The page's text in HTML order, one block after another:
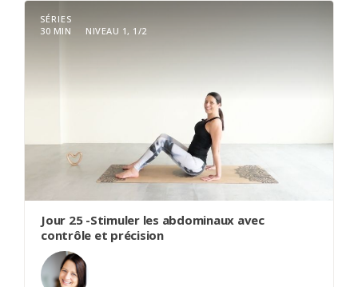
cultive certainement notre patience et laisser
l'espace se créer. Notre écoute du corps subtil
sera notre intention dans cette pratique.
SÉRIES
30 MIN
NIVEAU 1, 1/2
Jour 25 -Stimuler les abdominaux avec
contrôle et précision